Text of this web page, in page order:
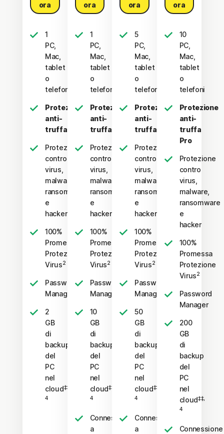
ora
1
PC,
Mac,
tablet
o
telefono
Protezione
anti-
truffa
Protezione
contro
virus,
malware,
ransomware
e
hacker
100%
Promessa
Protezione
Virus2
Password
Manager
2
GB
di
backup
del
PC
nel
cloud‡‡,
4
ora
1
PC,
Mac,
tablet
o
telefono
Protezione
anti-
truffa
Protezione
contro
virus,
malware,
ransomware
e
hacker
100%
Promessa
Protezione
Virus2
Password
Manager
10
GB
di
backup
del
PC
nel
cloud‡‡,
4
Connessione
a
ora
5
PC,
Mac,
tablet
o
telefoni
Protezione
anti-
truffa
Protezione
contro
virus,
malware,
ransomware
e
hacker
100%
Promessa
Protezione
Virus2
Password
Manager
50
GB
di
backup
del
PC
nel
cloud‡‡,
4
Connessione
a
ora
10
PC,
Mac,
tablet
o
telefoni
Protezione
anti-
truffa
Pro
Protezione
contro
virus,
malware,
ransomware
e
hacker
100%
Promessa
Protezione
Virus2
Password
Manager
200
GB
di
backup
del
PC
nel
cloud‡‡,
4
Connessione